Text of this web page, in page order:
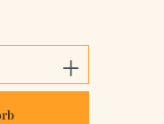
den